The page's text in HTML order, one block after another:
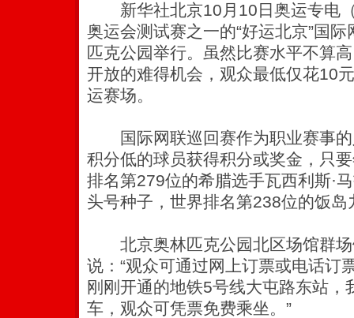
新华社北京10月10日奥运专电
奥运会测试赛之一的“好运北京”国
匹克公园举行。虽然比赛水平不算
开放的难得机会，观众最低仅花10
运赛场。
国际网联巡回赛作为职业赛事的
积分低的球员获得积分或奖金，只
排名第279位的希腊选手瓦西利斯·
头号种子，世界排名第238位的饭
北京奥林匹克公园北区场馆群场
说：“观众可通过网上订票或电话订
刚刚开通的地铁5号线大屯路东站，
车，观众可凭票免费乘坐。”